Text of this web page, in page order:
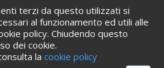
Servizi Blog Azienda
Cataloghi
Contattaci
Accedi
terzi da questo utilizzati si
al funzionamento ed utili alle
policy. Chiudendo questo
dei cookie.
lacookie policy